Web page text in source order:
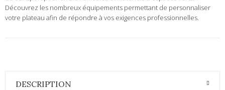
Découvrez les nombreux équipements permettant de personnaliser
votre plateau afin de répondre à vos exigences professionnelles.
DESCRIPTION